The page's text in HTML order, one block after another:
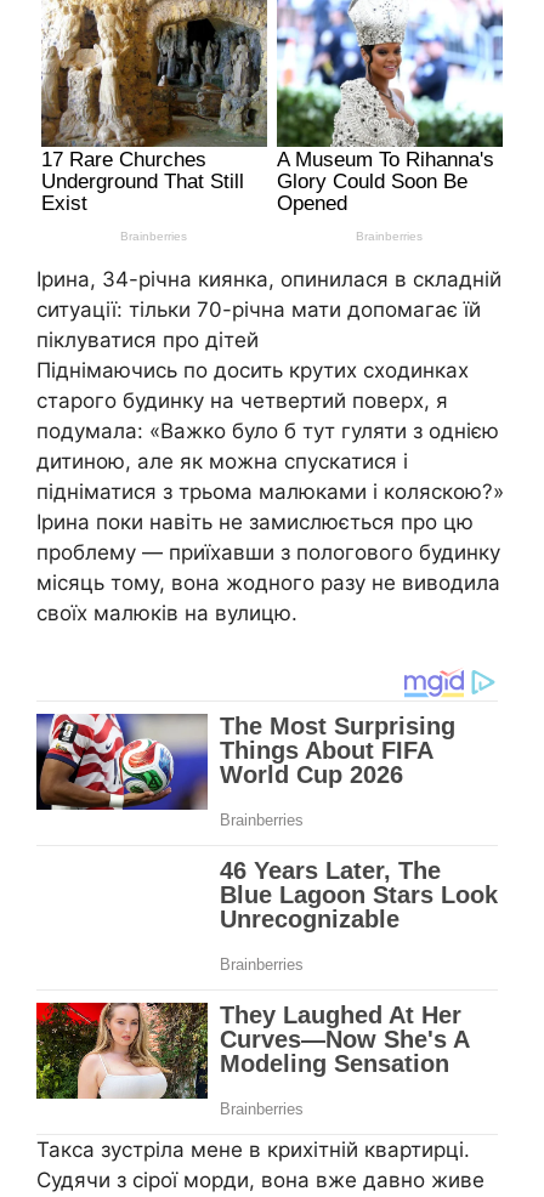
Ірина, 34-річна киянка, опинилася в складній
ситуації: тільки 70-річна мати допомагає їй
піклуватися про дітей
Піднімаючись по досить крутих сходинках
старого будинку на четвертий поверх, я
подумала: «Важко було б тут гуляти з однією
дитиною, але як можна спускатися і
підніматися з трьома малюками і коляскою?»
Ірина поки навіть не замислюється про цю
проблему — приїхавши з пологового будинку
місяць тому, вона жодного разу не виводила
своїх малюків на вулицю.
Такса зустріла мене в крихітній квартирці.
Судячи з сірої морди, вона вже давно живе